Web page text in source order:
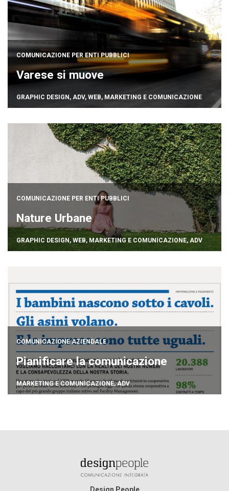
COMUNICAZIONE PER ENTI PUBBLICI
Varese si muove
GRAPHIC DESIGN, ADV, WEB, MARKETING E COMUNICAZIONE
COMUNICAZIONE PER ENTI PUBBLICI
Nature Urbane
GRAPHIC DESIGN, WEB,MARKETING E COMUNICAZIONE, ADV
COMUNICAZIONE AZIENDALE
Pianificare la comunicazione
MARKETING E COMUNICAZIONE,ADV